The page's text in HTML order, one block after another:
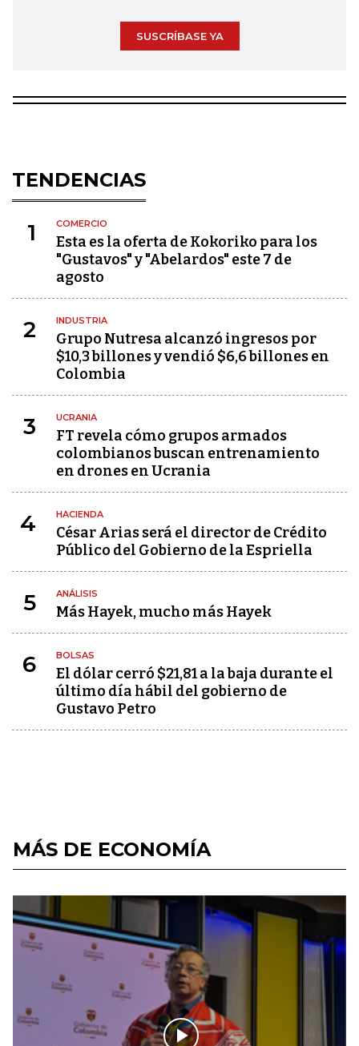
SUSCRÍBASE YA
TENDENCIAS
1 COMERCIO
Esta es la oferta de Kokoriko para los
"Gustavos" y "Abelardos" este 7 de
agosto
2 INDUSTRIA
Grupo Nutresa alcanzó ingresos por
$10,3 billones y vendió $6,6 billones en
Colombia
3 UCRANIA
FT revela cómo grupos armados
colombianos buscan entrenamiento
en drones en Ucrania
4 HACIENDA
César Arias será el director de Crédito
Público del Gobierno de la Espriella
5 ANÁLISIS
Más Hayek, mucho más Hayek
6 BOLSAS
El dólar cerró $21,81 a la baja durante el
último día hábil del gobierno de
Gustavo Petro
MÁS DE ECONOMÍA